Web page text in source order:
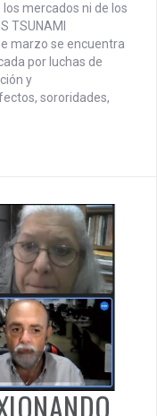
mercados ni de los
TSUNAMI
marzo se encuentra
por luchas de
y
sororidades,